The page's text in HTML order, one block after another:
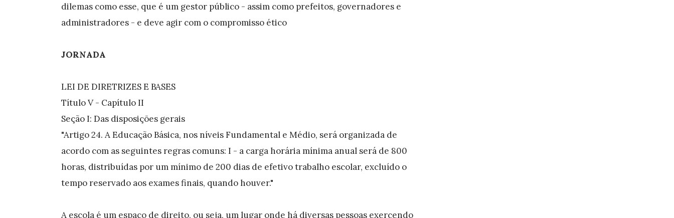
dilemas como esse, que é um gestor público - assim como prefeitos, governadores e
administradores - e deve agir com o compromisso ético
JORNADA
LEI DE DIRETRIZES E BASES
Título V - Capítulo II
Seção I: Das disposições gerais
"Artigo 24. A Educação Básica, nos níveis Fundamental e Médio, será organizada de
acordo com as seguintes regras comuns: I - a carga horária mínima anual será de 800
horas, distribuídas por um mínimo de 200 dias de efetivo trabalho escolar, excluído o
tempo reservado aos exames finais, quando houver."
A escola é um espaço de direito, ou seja, um lugar onde há diversas pessoas exercendo